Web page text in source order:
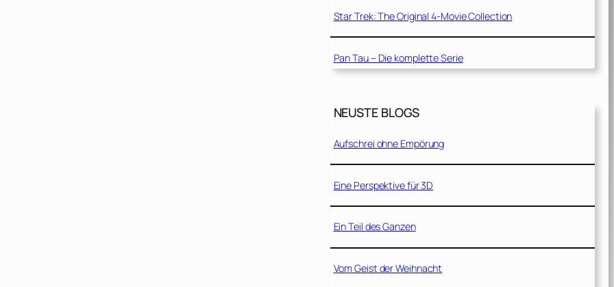
Star Trek: The Original 4-Movie Collection
Pan Tau – Die komplette Serie
NEUSTE BLOGS
Aufschrei ohne Empörung
Eine Perspektive für 3D
Ein Teil des Ganzen
Vom Geist der Weihnacht